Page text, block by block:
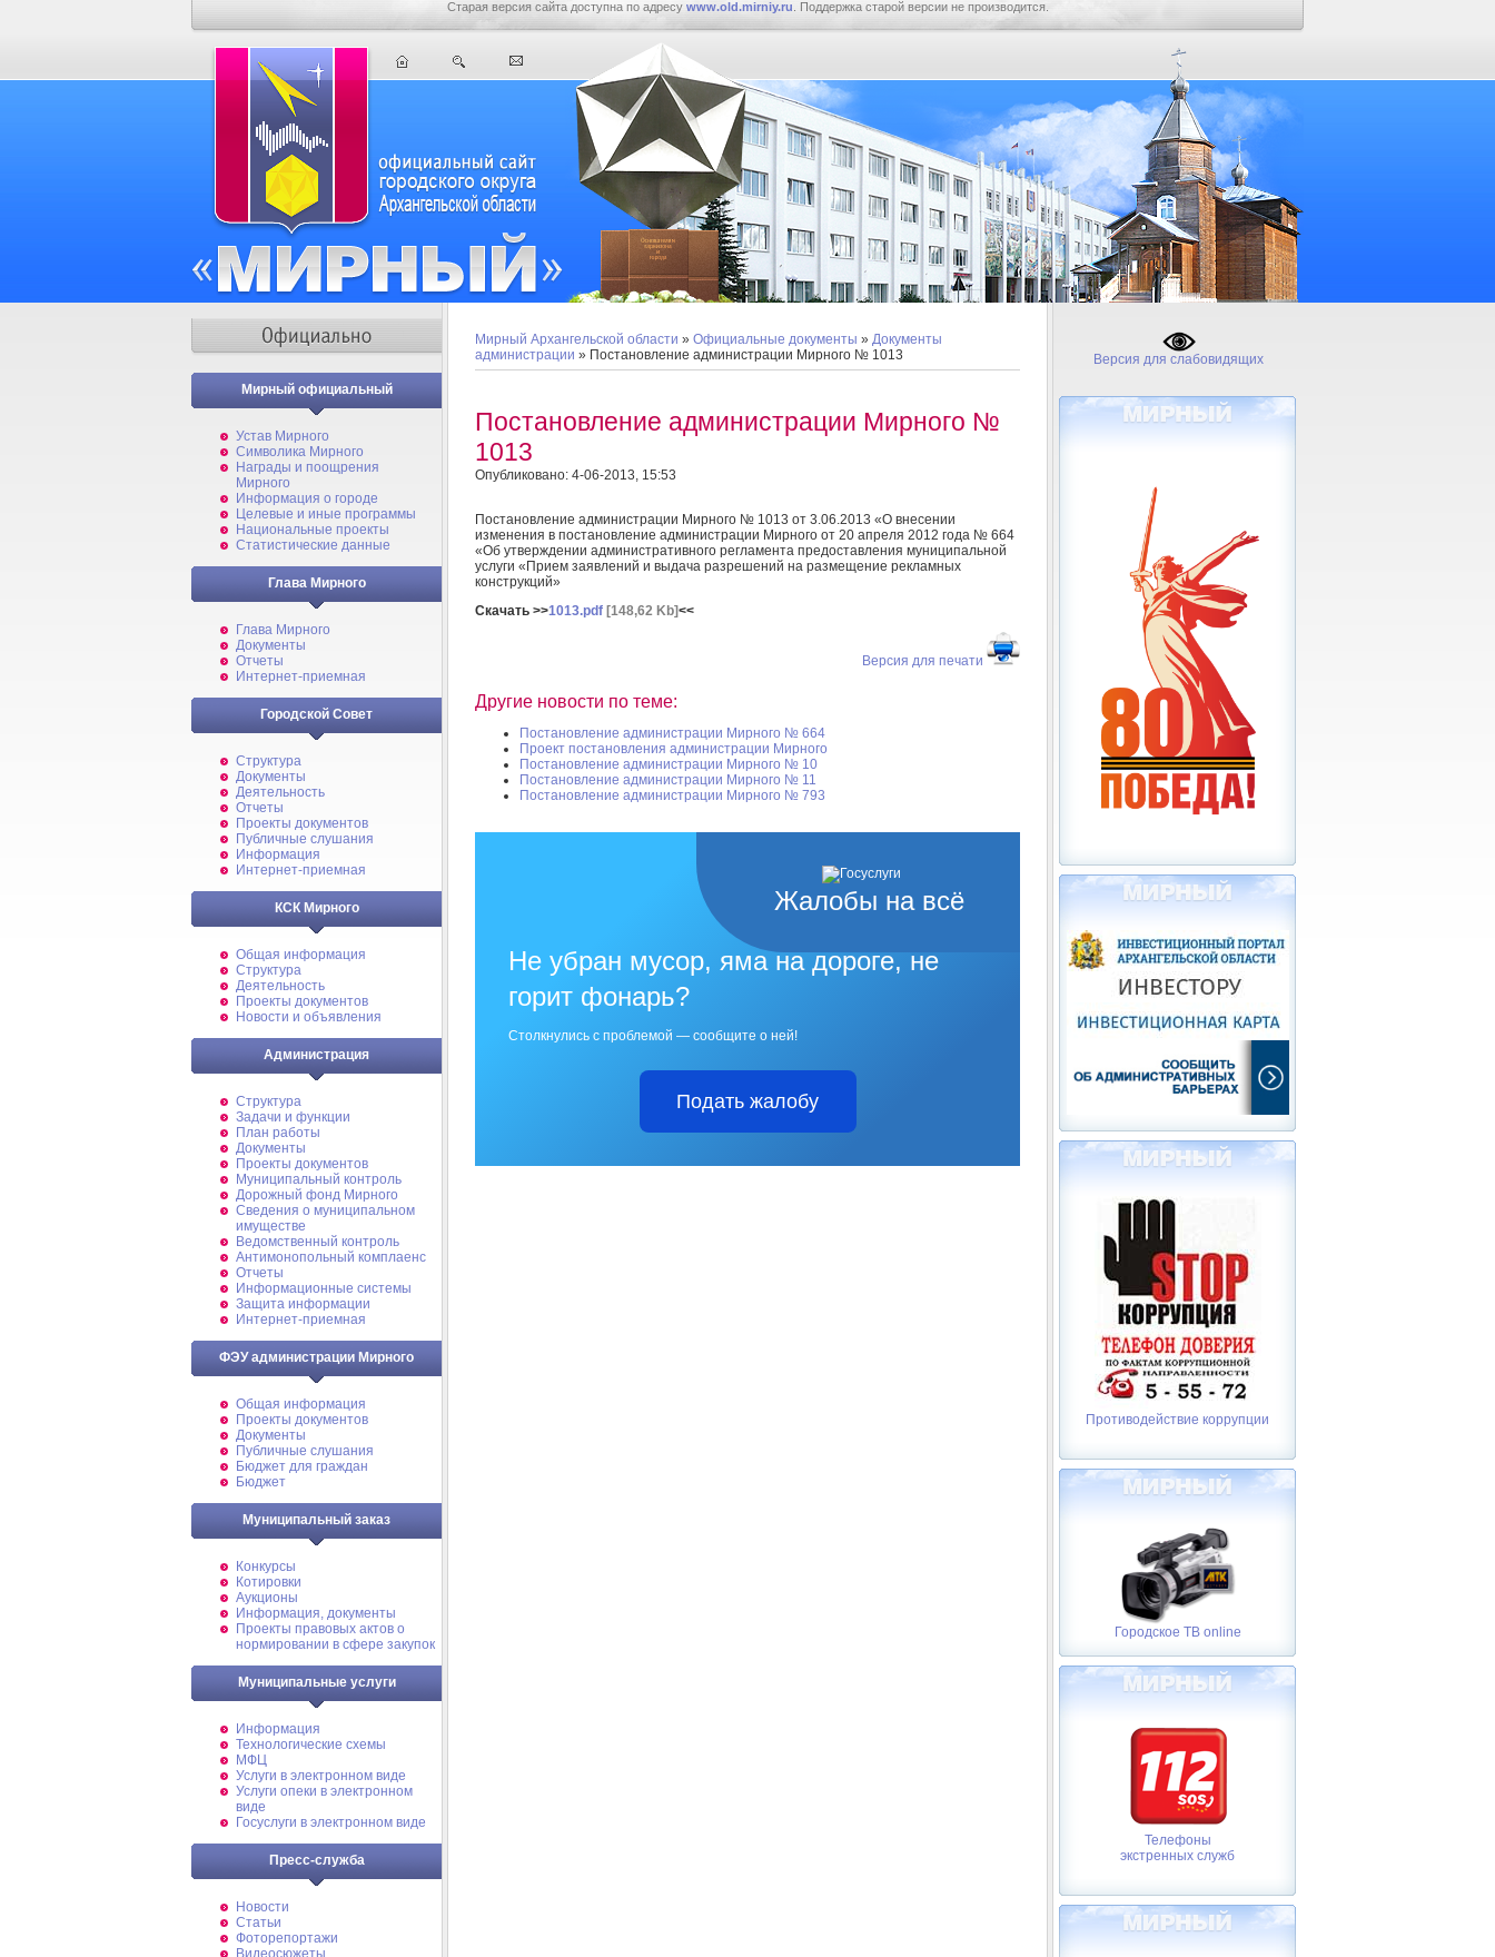
Старая версия сайта доступна по адресу www.old.mirniy.ru . Поддержка старой версии не производится.
Мирный официальный
Устав Мирного
Символика Мирного
Награды и поощрения
Мирного
Информация о городе
Целевые и иные программы
Национальные проекты
Статистические данные
Глава Мирного
Глава Мирного
Документы
Отчеты
Интернет-приемная
Городской Совет
Структура
Документы
Деятельность
Отчеты
Проекты документов
Публичные слушания
Информация
Интернет-приемная
КСК Мирного
Общая информация
Структура
Деятельность
Проекты документов
Новости и объявления
Администрация
Структура
Задачи и функции
План работы
Документы
Проекты документов
Муниципальный контроль
Дорожный фонд Мирного
Cведения о муниципальном
имуществе
Ведомственный контроль
Антимонопольный комплаенс
Отчеты
Информационные системы
Защита информации
Интернет-приемная
ФЭУ администрации Мирного
Общая информация
Проекты документов
Документы
Публичные слушания
Бюджет для граждан
Бюджет
Муниципальный заказ
Конкурсы
Котировки
Аукционы
Информация, документы
Проекты правовых актов о
нормировании в сфере закупок
Муниципальные услуги
Информация
Технологические схемы
МФЦ
Услуги в электронном виде
Услуги опеки в электронном
виде
Госуслуги в электронном виде
Пресс-служба
Новости
Статьи
Фоторепортажи
Видеосюжеты
Мирный Архангельской области » Официальные документы » Документы
администрации » Постановление администрации Мирного № 1013
Постановление администрации Мирного №
1013
Опубликовано: 4-06-2013, 15:53
Постановление администрации Мирного № 1013 от 3.06.2013 «О внесении
изменения в постановление администрации Мирного от 20 апреля 2012 года № 664
«Об утверждении административного регламента предоставления муниципальной
услуги «Прием заявлений и выдача разрешений на размещение рекламных
конструкций»
Скачать >>1013.pdf [148,62 Kb]<<
Версия для печати
Другие новости по теме:
Постановление администрации Мирного № 664
Проект постановления администрации Мирного
Постановление администрации Мирного № 10
Постановление администрации Мирного № 11
Постановление администрации Мирного № 793
Жалобы на всё
Не убран мусор, яма на дороге, не
горит фонарь?
Столкнулись с проблемой — сообщите о ней!
Подать жалобу
Версия для слабовидящих
Противодействие коррупции
Городское ТВ online
Телефоны
экстренных служб